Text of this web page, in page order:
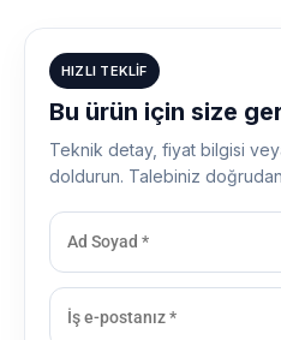
HIZLI TEKLIF
Bu ürün için size
Teknik detay, fiyat bilgisi
doldurun. Talebiniz